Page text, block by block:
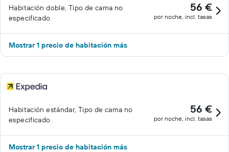
Habitación doble, Tipo de cama no
especificado
56 €
por noche, incl. tasas
Mostrar 1 precio de habitación más
Habitación estándar, Tipo de cama no
especificado
56 €
por noche, incl. tasas
Mostrar 1 precio de habitación más